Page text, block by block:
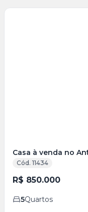
Casa à venda no
Cód. 11434
R$ 850.000
5Quartos